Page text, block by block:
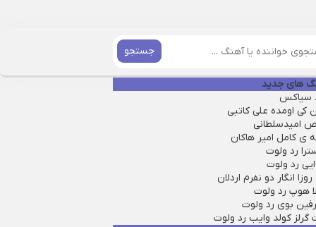
جستجو
های جدید
سیاکس
کی اومده علی کاتبی
امیدسلطانی
ی کامل امیر هاکان
رد ولوت
رد ولوت
انگار دو نفرم اردلان
هوپ رد ولوت
بوی رد ولوت
گرلز کولد وایب رد ولوت